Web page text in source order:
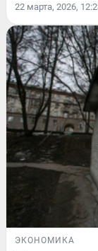
22 марта, 2026,
ЭКОНОМИКА